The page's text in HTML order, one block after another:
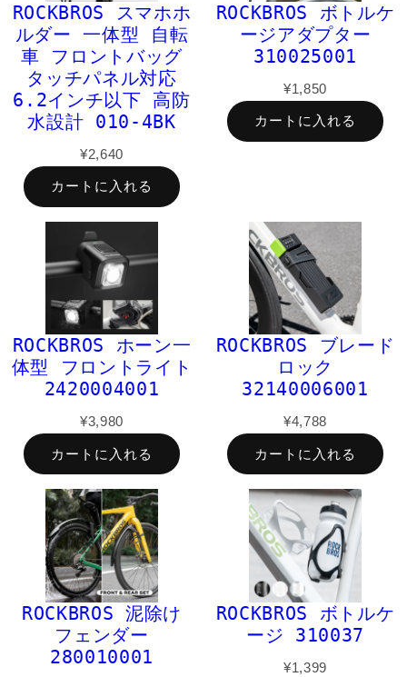
ROCKBROS スマホホ
ルダー 一体型 自転
車 フロントバッグ
タッチパネル対応
6.2インチ以下 高防
水設計 010-4BK
¥2,640
カートに入れる
ROCKBROS ボトルケ
ージアダプター
310025001
¥1,850
カートに入れる
ROCKBROS ホーン一
体型 フロントライト
2420004001
¥3,980
カートに入れる
ROCKBROS ブレード
ロック
32140006001
¥4,788
カートに入れる
ROCKBROS 泥除け
フェンダー
280010001
ROCKBROS ボトルケ
ージ 310037
¥1,399